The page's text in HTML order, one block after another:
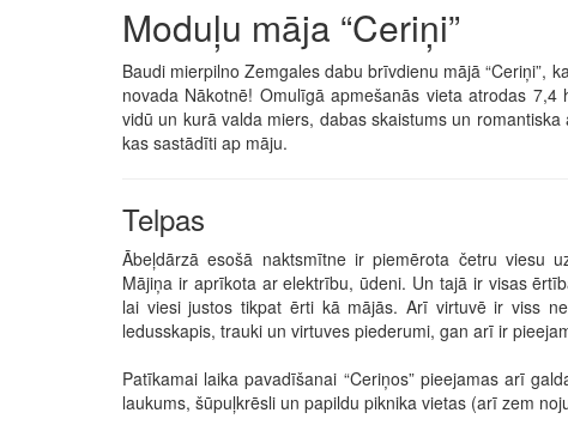
Moduļu māja “Ceriņi”
Baudi mierpilno Zemgales dabu brīvdienu mājā “Ceriņi”,
novada Nākotnē! Omulīgā apmešanās vieta atrodas
vidū un kurā valda miers, dabas skaistums un
kas sastādīti ap māju.
Telpas
Ābeļdārzā esošā naktsmītne ir piemērota četru viesu
Mājiņa ir aprīkota ar elektrību, ūdeni. Un tajā ir visas
lai viesi justos tikpat ērti kā mājās. Arī virtuvē ir viss
ledusskapis, trauki un virtuves piederumi, gan arī ir
Patīkamai laika pavadīšanai “Ceriņos” pieejamas arī
laukums, šūpuļkrēsli un papildu piknika vietas (arī zem